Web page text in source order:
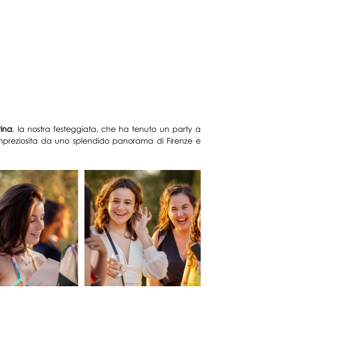
, la nostra festeggiata, che ha tenuto un party a
da uno splendido panorama di Firenze e